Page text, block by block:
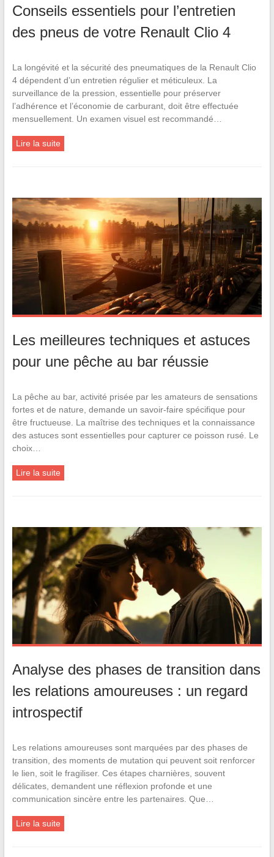
Conseils essentiels pour l’entretien
des pneus de votre Renault Clio 4
La longévité et la sécurité des pneumatiques de la Renault Clio
4 dépendent d’un entretien régulier et méticuleux. La
surveillance de la pression, essentielle pour préserver
l’adhérence et l’économie de carburant, doit être effectuée
mensuellement. Un examen visuel est recommandé…
Lire la suite
Les meilleures techniques et astuces
pour une pêche au bar réussie
La pêche au bar, activité prisée par les amateurs de sensations
fortes et de nature, demande un savoir-faire spécifique pour
être fructueuse. La maîtrise des techniques et la connaissance
des astuces sont essentielles pour capturer ce poisson rusé. Le
choix…
Lire la suite
Analyse des phases de transition dans
les relations amoureuses : un regard
introspectif
Les relations amoureuses sont marquées par des phases de
transition, des moments de mutation qui peuvent soit renforcer
le lien, soit le fragiliser. Ces étapes charnières, souvent
délicates, demandent une réflexion profonde et une
communication sincère entre les partenaires. Que…
Lire la suite